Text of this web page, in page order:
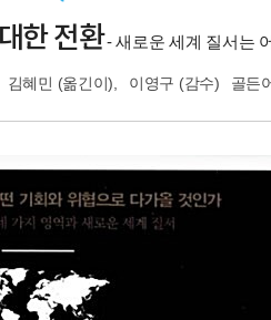
한 전환- 새로운 세계 질서는
김혜민 (옮긴이), 이영구 (감수) 골든